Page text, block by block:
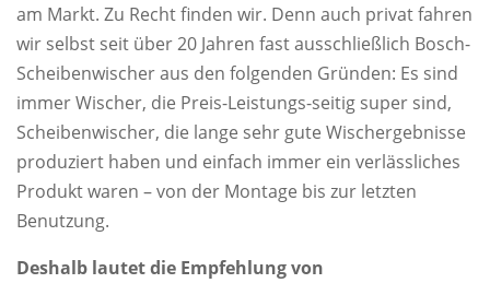
am Markt. Zu Recht finden wir. Denn auch privat fahren
wir selbst seit über 20 Jahren fast ausschließlich Bosch-
Scheibenwischer aus den folgenden Gründen: Es sind
immer Wischer, die Preis-Leistungs-seitig super sind,
Scheibenwischer, die lange sehr gute Wischergebnisse
produziert haben und einfach immer ein verlässliches
Produkt waren – von der Montage bis zur letzten
Benutzung.
Deshalb lautet die Empfehlung von